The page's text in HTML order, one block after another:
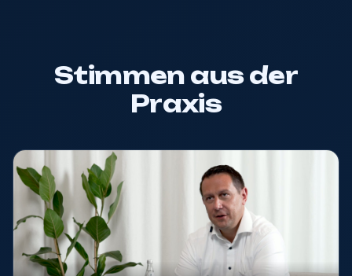
Stimmen aus der
Praxis